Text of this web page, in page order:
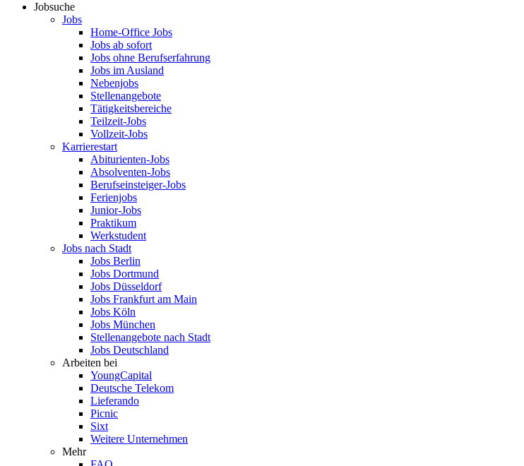
Jobsuche
Jobs
Home-Office Jobs
Jobs ab sofort
Jobs ohne Berufserfahrung
Jobs im Ausland
Nebenjobs
Stellenangebote
Tätigkeitsbereiche
Teilzeit-Jobs
Vollzeit-Jobs
Karrierestart
Abiturienten-Jobs
Absolventen-Jobs
Berufseinsteiger-Jobs
Ferienjobs
Junior-Jobs
Praktikum
Werkstudent
Jobs nach Stadt
Jobs Berlin
Jobs Dortmund
Jobs Düsseldorf
Jobs Frankfurt am Main
Jobs Köln
Jobs München
Stellenangebote nach Stadt
Jobs Deutschland
Arbeiten bei
YoungCapital
Deutsche Telekom
Lieferando
Picnic
Sixt
Weitere Unternehmen
Mehr